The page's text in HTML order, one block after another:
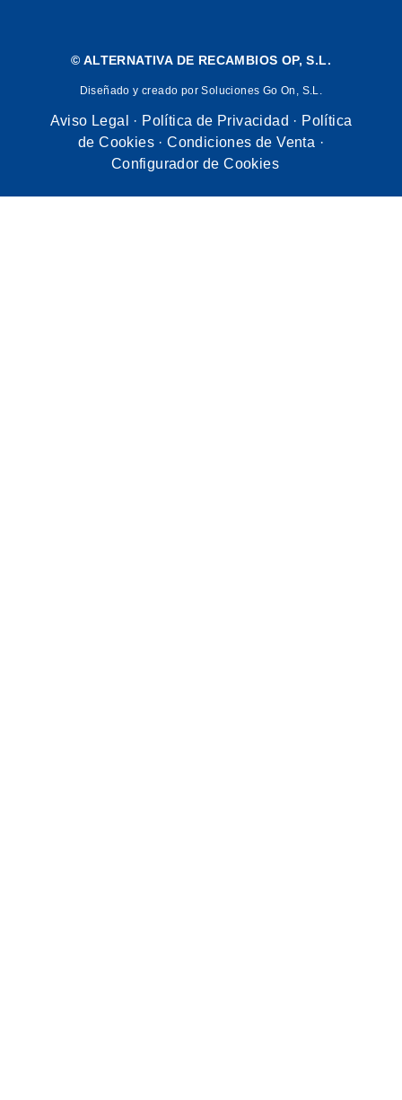
© ALTERNATIVA DE RECAMBIOS OP, S.L.
Diseñado y creado por Soluciones Go On, S.L.
Aviso Legal · Política de Privacidad · Política
de Cookies ·Condiciones de Venta ·
Configurador de Cookies